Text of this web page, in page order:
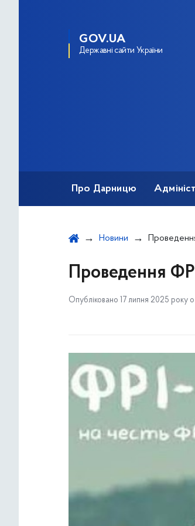
GOV.UA
Державні сайти України
Про Дарницю
Новини
Проведення
Опубліковано 17 липня 2025 року о